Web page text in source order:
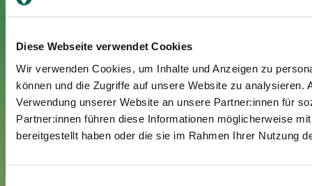
Diese Webseite verwendet Cookies
Wir verwenden Cookies, um Inhalte und Anzeigen zu
können und die Zugriffe auf unsere Website zu
Verwendung unserer Website an unsere Partner:innen für
Partner:innen führen diese Informationen möglicherweise
bereitgestellt haben oder die sie im Rahmen Ihrer Nutzung
Your stay
Admission
Supplementary insured